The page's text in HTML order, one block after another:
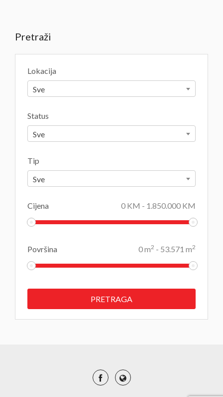
Pretraži
Lokacija
Sve
Status
Sve
Tip
Sve
Cijena 0 KM - 1.850.000 KM
Površina 0m2 - 53.571 m2